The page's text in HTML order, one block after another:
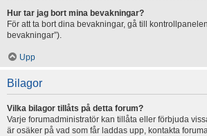
Hur tar jag bort mina bevakningar?
För att ta bort dina bevakningar, gå till
bevakningar”).
Upp
Bilagor
Vilka bilagor tillåts på detta forum?
Varje forumadministratör kan tillåta eller förbjuda
är osäker på vad som får laddas upp, kontakta